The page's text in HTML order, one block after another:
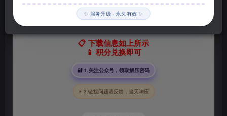
📋 下载信息如上所示
📱 积分兑换即可
🔐 1.关注公众号，领取解压密码
⚡ 2.链接问题请反馈，当天响应
✨ 服务升级 · 永久有效 ✨